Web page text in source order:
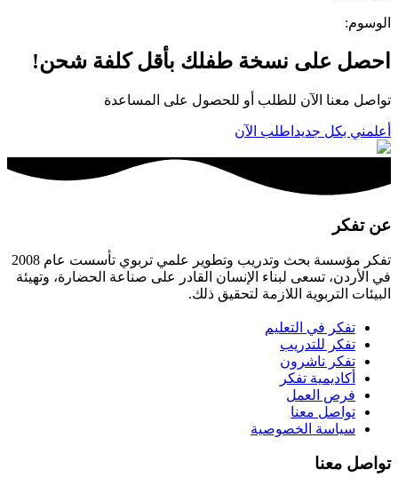
الوسوم:
احصل على نسخة طفلك بأقل كلفة شحن!
تواصل معنا الآن للطلب أو للحصول على المساعدة
أعلمني بكل جديد اطلب الآن
عن تفكر
تفكر مؤسسة بحث وتدريب وتطوير علمي تربوي تأسست عام 2008
في الأردن، تسعى لبناء الإنسان القادر على صناعة الحضارة، وتهيئة
البيئات التربوية اللازمة لتحقيق ذلك.
تفكر في التعليم
تفكر للتدريب
تفكر ناشرون
أكاديمية تفكر
فرص العمل
تواصل معنا
سياسة الخصوصية
تواصل معنا